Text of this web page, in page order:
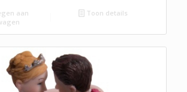
aan
Toon details